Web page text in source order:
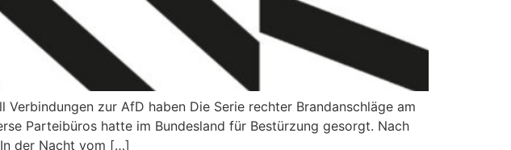
zur AfD haben Die Serie rechter Brandanschläge am
Parteibüros hatte im Bundesland für Bestürzung gesorgt. Nach
der Nacht vom […]